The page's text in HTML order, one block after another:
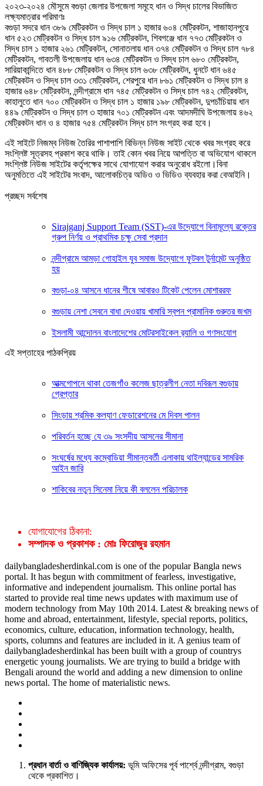
২০২৩-২০২৪ মৌসুমে বগুড়া জেলার উপজেলা সমূহে ধান ও সিদ্ধ চালের বিভাজিত
লক্ষ্যমাত্রার পরিমাণঃ
বগুড়া সদরে ধান ৩৮৯ মেট্রিকটন ও সিদ্ধ চাল ১ হাজার ৬০৪ মেট্রিকটন, শাজাহানপুরে
ধান ৫২৩ মেট্রিকটন ও সিদ্ধ চাল ৯১৬ মেট্রিকটন, শিবগঞ্জে ধান ৭৭৩ মেট্রিকটন ও
সিদ্ধ চাল ১ হাজার ২৬১ মেট্রিকটন, সোনাতলায় ধান ৩৭৪ মেট্রিকটন ও সিদ্ধ চাল ৭৮৪
মেট্রিকটন, গাবতলী উপজেলায় ধান ৬৩৪ মেট্রিকটন ও সিদ্ধ চাল ৬৮০ মেট্রিকটন,
সারিয়াকান্দিতে ধান ৪৮৮ মেট্রিকটন ও সিদ্ধ চাল ৬৩৮ মেট্রিকটন, ধুনটে ধান ৬৪৫
মেট্রিকটন ও সিদ্ধ চাল ৩৩১ মেট্রিকটন, শেরপুরে ধান ৮৬১ মেট্রিকটন ও সিদ্ধ চাল ৪
হাজার ৬৪৮ মেট্রিকটন, নন্দীগ্রামে ধান ৭৪৫ মেট্রিকটন ও সিদ্ধ চাল ৭৪২ মেট্রিকটন,
কাহালুতে ধান ৭০০ মেট্রিকটন ও সিদ্ধ চাল ১ হাজার ১৯৮ মেট্রিকটন, দুপচাঁচিয়ায় ধান
৪৪৯ মেট্রিকটন ও সিদ্ধ চাল ৩ হাজার ৭০১ মেট্রিকটন এবং আদমদীঘি উপজেলায় ৪৬২
মেট্রিকটন ধান ও ৪ হাজার ৭৫৪ মেট্রিকটন সিদ্ধ চাল সংগ্রহ করা হবে।
এই সাইটে নিজম্ব নিউজ তৈরির পাশাপাশি বিভিন্ন নিউজ সাইট থেকে খবর সংগ্রহ করে
সংশ্লিষ্ট সূত্রসহ প্রকাশ করে থাকি। তাই কোন খবর নিয়ে আপত্তি বা অভিযোগ থাকলে
সংশ্লিষ্ট নিউজ সাইটের কর্তৃপক্ষের সাথে যোগাযোগ করার অনুরোধ রইলো।বিনা
অনুমতিতে এই সাইটের সংবাদ, আলোকচিত্র অডিও ও ভিডিও ব্যবহার করা বেআইনি।
প্রচ্ছদ সর্বশেষ
Sirajganj Support Team (SST)-এর উদ্যোগে বিনামূল্যে রক্তের
গ্রুপ নির্ণয় ও প্রাথমিক চক্ষু সেবা প্রদান
নন্দীগ্রামে আমড়া গোহাইল যুব সমাজ উদ্যোগে ফুটবল টুর্নামেন্ট অনুষ্ঠিত
হয়
বগুড়া-০৪ আসনে ধানের শীষে আবারও টিকেট পেলেন মোশাররফ
বগুড়ায় নেশা সেবনে বাধা দেওয়ায় খামারি স্বপন প্রামানিক গুরুতর জখম
ইসলামী আন্দোলন বাংলাদেশের মোটরসাইকেল র‍্যালি ও গণসংযোগ
এই সপ্তাহের পাঠকপ্রিয়
আত্মগোপনে থাকা তেজগাঁও কলেজ ছাত্রলীগ নেতা দবিরূল বগুড়ায়
গ্রেপ্তার
সিংড়ায় শ্রমিক কল্যাণ ফেডারেশনের মে দিবস পালন
পরিবর্তন হচ্ছে যে ৩৯ সংসদীয় আসনের সীমানা
সংঘর্ষের মধ্যে কম্বোডিয়া সীমান্তবর্তী এলাকায় থাইল্যান্ডের সামরিক
আইন জারি
শাকিবের নতুন সিনেমা নিয়ে কী বললেন পরিচালক
যোগাযোগের ঠিকানা:
সম্পাদক ও প্রকাশক : মোঃ ফিরোজুর রহমান
dailybangladesherdinkal.com is one of the popular Bangla news
portal. It has begun with commitment of fearless, investigative,
informative and independent journalism. This online portal has
started to provide real time news updates with maximum use of
modern technology from May 10th 2014. Latest & breaking news of
home and abroad, entertainment, lifestyle, special reports, politics,
economics, culture, education, information technology, health,
sports, columns and features are included in it. A genius team of
dailybangladesherdinkal has been built with a group of countrys
energetic young journalists. We are trying to build a bridge with
Bengali around the world and adding a new dimension to online
news portal. The home of materialistic news.
প্রধান বার্তা ও বাণিজ্যিক কার্যালয়: ভূমি অফিসের পূর্ব পার্শ্বে নন্দীগ্রাম, বগুড়া
থেকে প্রকাশিত।